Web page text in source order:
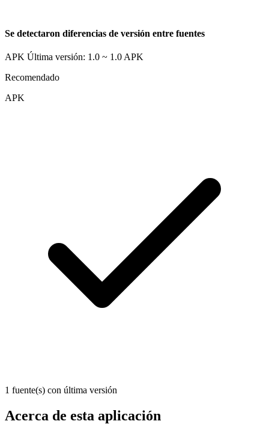
Se detectaron diferencias de versión entre fuentes
APK Última versión: 1.0 ~ 1.0 APK
Recomendado
APK
1 fuente(s) con última versión
Acerca de esta aplicación